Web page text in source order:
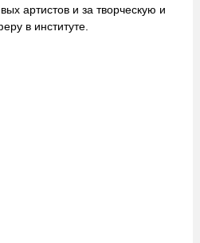
артистов и за творческую и
в институте.